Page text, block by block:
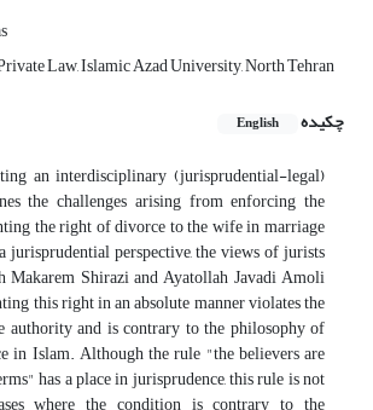
Law, Islamic Azad University, North Tehran
چکیده
English
an interdisciplinary (jurisprudential-legal)
the challenges arising from enforcing the
the right of divorce to the wife in marriage
jurisprudential perspective, the views of jurists
Makarem Shirazi and Ayatollah Javadi Amoli
this right in an absolute manner violates the
authority and is contrary to the philosophy of
in Islam. Although the rule "the believers are
has a place in jurisprudence, this rule is not